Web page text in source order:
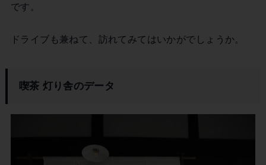
です。
ドライブも兼ねて、訪れてみてはいかがでしょうか。
喫茶 灯り舎のデータ